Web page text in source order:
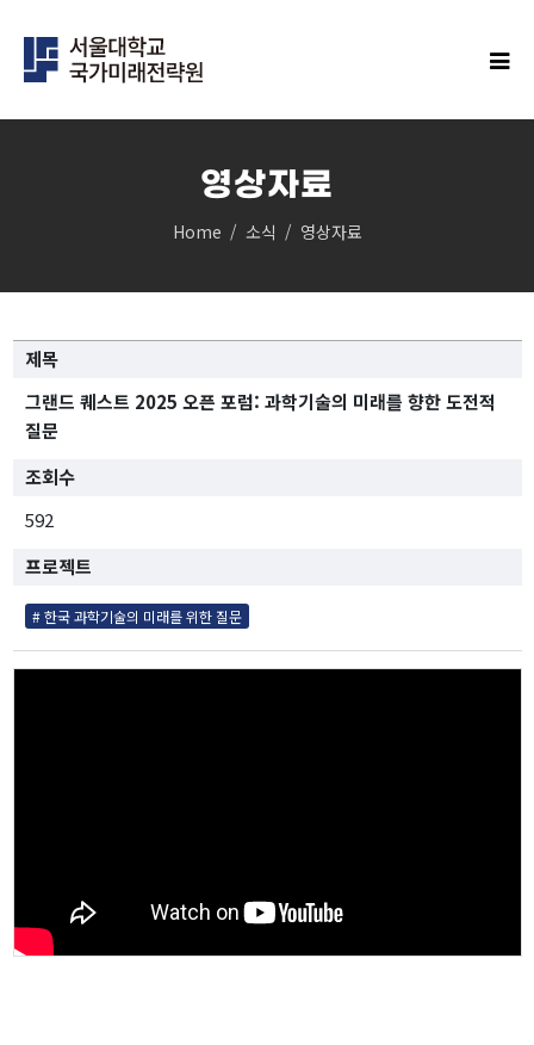
영상자료
Home 소식 영상자료
제목
그랜드 퀘스트 2025 오픈 포럼: 과학기술의 미래를 향한 도전적
질문
조회수
592
프로젝트
# 한국 과학기술의 미래를 위한 질문
IFS연구
클러스터
경제안보 클러스터
탄소중립 클러스터
연구진
전문가초청 세미나